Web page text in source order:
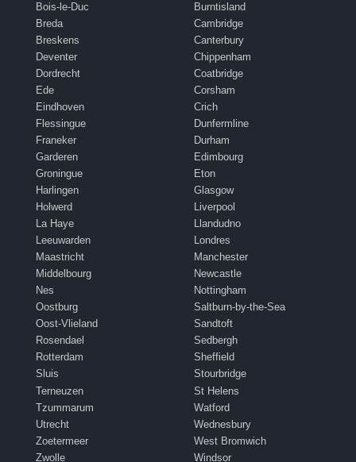
Bois-le-Duc
Breda
Breskens
Deventer
Dordrecht
Ede
Eindhoven
Flessingue
Franeker
Garderen
Groningue
Harlingen
Holwerd
La Haye
Leeuwarden
Maastricht
Middelbourg
Nes
Oostburg
Oost-Vlieland
Rosendael
Rotterdam
Sluis
Terneuzen
Tzummarum
Utrecht
Zoetermeer
Zwolle
Burntisland
Cambridge
Canterbury
Chippenham
Coatbridge
Corsham
Crich
Dunfermline
Durham
Edimbourg
Eton
Glasgow
Liverpool
Llandudno
Londres
Manchester
Newcastle
Nottingham
Saltburn-by-the-Sea
Sandtoft
Sedbergh
Sheffield
Stourbridge
St Helens
Watford
Wednesbury
West Bromwich
Windsor